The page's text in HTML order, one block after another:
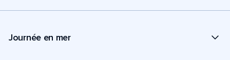
Journée en mer